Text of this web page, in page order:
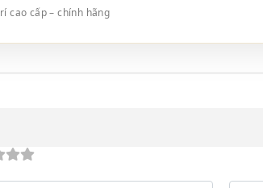
cao cấp – chính hãng